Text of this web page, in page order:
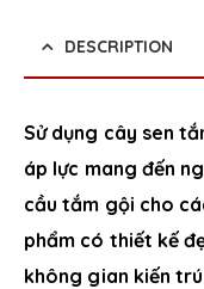
DESCRIPTION
Sử dụng cây sen
áp lực mang đến
cầu tắm gội cho
phẩm có thiết kế
không gian kiến